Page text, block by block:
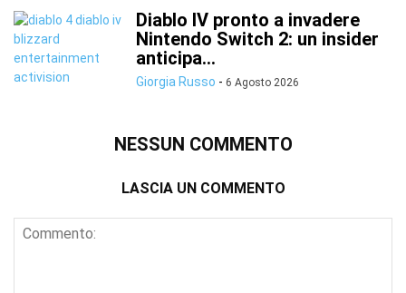
Diablo IV pronto a invadere
Nintendo Switch 2: un insider
anticipa...
Giorgia Russo - 6 Agosto 2026
NESSUN COMMENTO
LASCIA UN COMMENTO